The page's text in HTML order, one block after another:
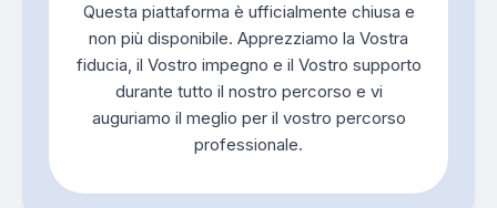
Questa piattaforma è ufficialmente chiusa e
non più disponibile. Apprezziamo la Vostra
fiducia, il Vostro impegno e il Vostro supporto
durante tutto il nostro percorso e vi
auguriamo il meglio per il vostro percorso
professionale.